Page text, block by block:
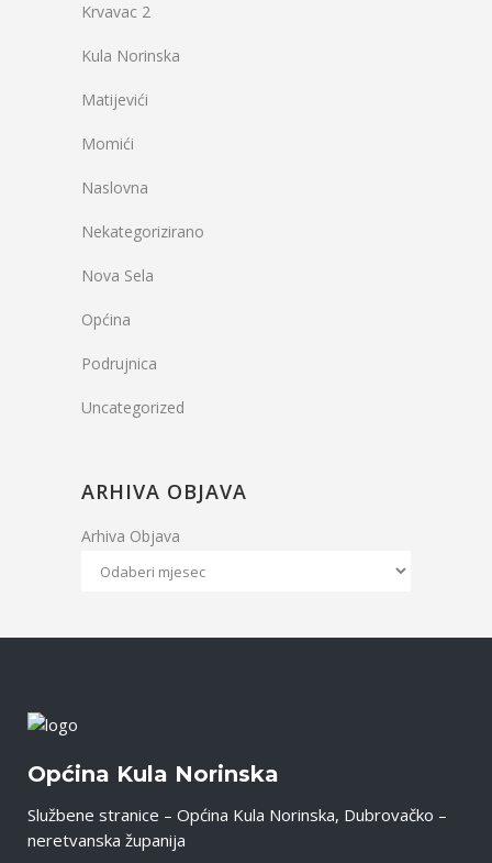
Krvavac 2
Kula Norinska
Matijevići
Momići
Naslovna
Nekategorizirano
Nova Sela
Općina
Podrujnica
Uncategorized
ARHIVA OBJAVA
Arhiva Objava
Općina Kula Norinska
Službene stranice – Općina Kula Norinska, Dubrovačko –
neretvanska županija